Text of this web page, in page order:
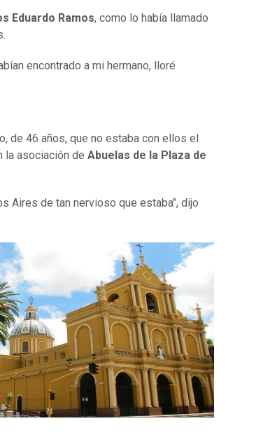
Eduardo Ramos, como lo había llamado
encontrado a mi hermano, lloré
de 46 años, que no estaba con ellos el
la asociación de Abuelas de la Plaza de
Aires de tan nervioso que estaba", dijo